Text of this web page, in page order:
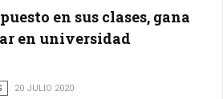
en sus clases, gana
en universidad
20 JULIO 2020